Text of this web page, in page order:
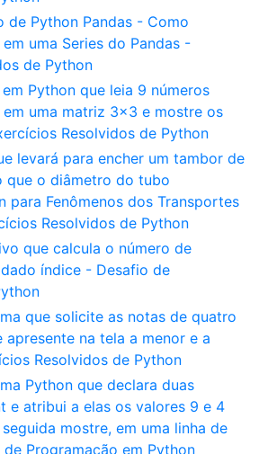
de Python Pandas - Como
uma Series do Pandas -
de Python
Python que leia 9 números
uma matriz 3x3 e mostre os
Resolvidos de Python
levará para encher um tambor de
que o diâmetro do tubo
para Fenômenos dos Transportes
Resolvidos de Python
que calcula o número de
índice - Desafio de
que solicite as notas de quatro
apresente na tela a menor e a
Resolvidos de Python
Python que declara duas
e atribui a elas os valores 9 e 4
mostre, em uma linha de
Programação em Python